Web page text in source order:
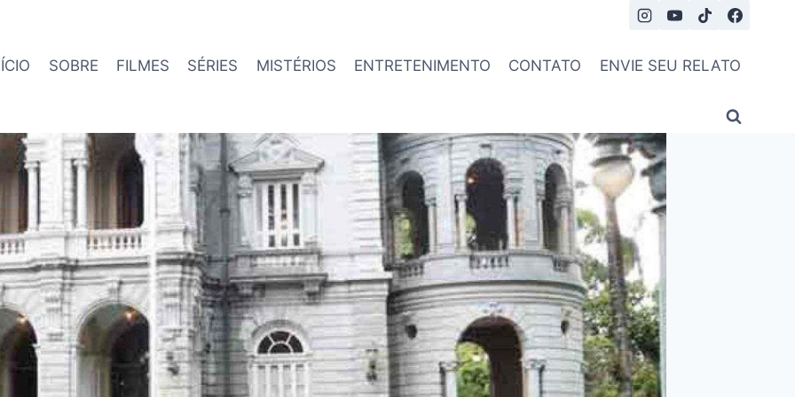
SOBRE FILMES SÉRIES MISTÉRIOS ENTRETENIMENTO CONTATO ENVIE SEU RELATO